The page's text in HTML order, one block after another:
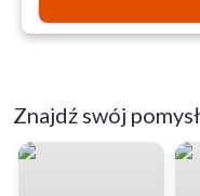
Znajdź swój